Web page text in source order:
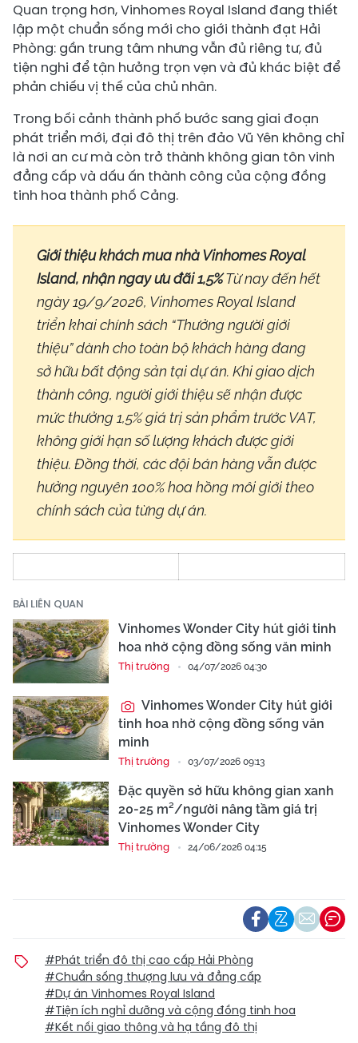
Quan trọng hơn, Vinhomes Royal Island đang thiết
lập một chuẩn sống mới cho giới thành đạt Hải
Phòng: gần trung tâm nhưng vẫn đủ riêng tư, đủ
tiện nghi để tận hưởng trọn vẹn và đủ khác biệt để
phản chiếu vị thế của chủ nhân.
Trong bối cảnh thành phố bước sang giai đoạn
phát triển mới, đại đô thị trên đảo Vũ Yên không chỉ
là nơi an cư mà còn trở thành không gian tôn vinh
đẳng cấp và dấu ấn thành công của cộng đồng
tinh hoa thành phố Cảng.
Giới thiệu khách mua nhàVinhomes Royal
Island, nhận ngay ưu đãi 1,5%Từ nay đến hết
ngày 19/9/2026, Vinhomes Royal Island
triển khai chính sách “Thưởng người giới
thiệu” dành cho toàn bộ khách hàng đang
sở hữu bất động sản tại dự án. Khi giao dịch
thành công, người giới thiệu sẽ nhận được
mức thưởng 1,5% giá trị sản phẩm trước VAT,
không giới hạn số lượng khách được giới
thiệu. Đồng thời, các đội bán hàng vẫn được
hưởng nguyên 100% hoa hồng môi giới theo
chính sách của từng dự án.
BÀI LIÊN QUAN
Vinhomes Wonder City hút giới tinh
hoa nhờ cộng đồng sống văn minh
Thị trường 04/07/2026 04:30
Vinhomes Wonder City hút giới
tinh hoa nhờ cộng đồng sống văn
minh
Thị trường 03/07/2026 09:13
Đặc quyền sở hữu không gian xanh
20-25 m²/người nâng tầm giá trị
Vinhomes Wonder City
Thị trường 24/06/2026 04:15
#Phát triển đô thị cao cấp Hải Phòng
#Chuẩn sống thượng lưu và đẳng cấp
#Dự án Vinhomes Royal Island
#Tiện ích nghỉ dưỡng và cộng đồng tinh hoa
#Kết nối giao thông và hạ tầng đô thị